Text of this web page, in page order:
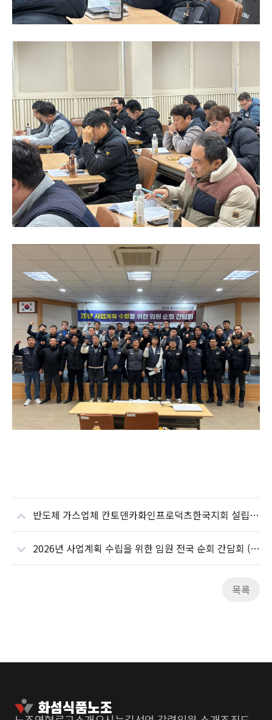
반도체 가스업체 칸토덴카화인프로덕츠한국지회 설립, 그리고 교섭 시작
2026년 사업계획 수립을 위한 임원 전국 순회 간담회 (전북지부)
목록